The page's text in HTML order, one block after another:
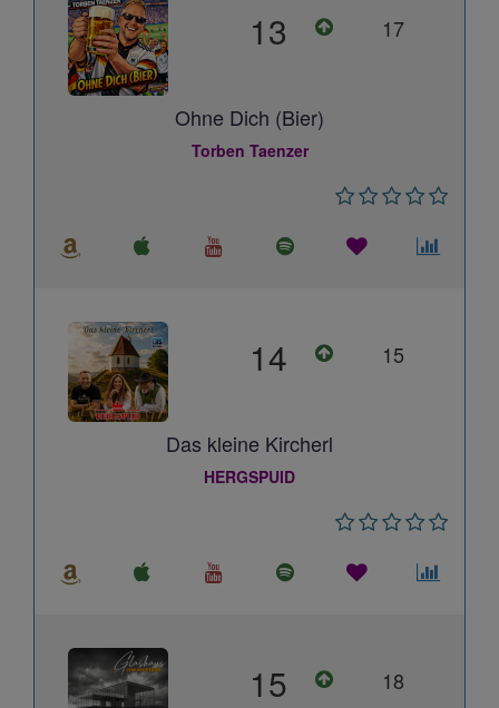
13 17
Ohne Dich (Bier)
Torben Taenzer
14 15
Das kleine Kircherl
HERGSPUID
15 18